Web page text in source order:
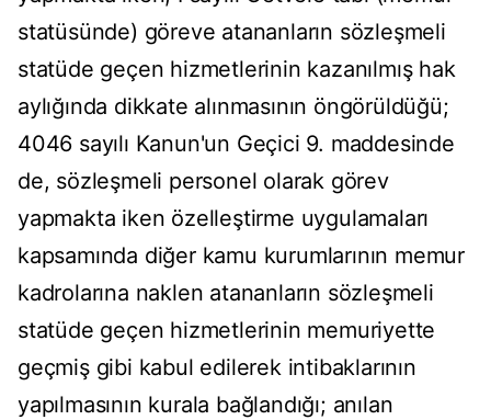
statüsünde) göreve atananların sözleşmeli
statüde geçen hizmetlerinin kazanılmış hak
aylığında dikkate alınmasının öngörüldüğü;
4046 sayılı Kanun'un Geçici 9. maddesinde
de, sözleşmeli personel olarak görev
yapmakta iken özelleştirme uygulamaları
kapsamında diğer kamu kurumlarının memur
kadrolarına naklen atananların sözleşmeli
statüde geçen hizmetlerinin memuriyette
geçmiş gibi kabul edilerek intibaklarının
yapılmasının kurala bağlandığı; anılan